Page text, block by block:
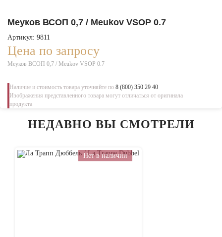
Меуков ВСОП 0,7 / Meukov VSOP 0.7
Артикул: 9811
Цена по запросу
Меуков ВСОП 0,7 / Meukov VSOP 0.7
Наличие и стоимость товара уточняйте по 8 (800) 350 29 40
Изображения представленного товара могут отличаться от оригинала
продукта
НЕДАВНО ВЫ СМОТРЕЛИ
Нет в наличии